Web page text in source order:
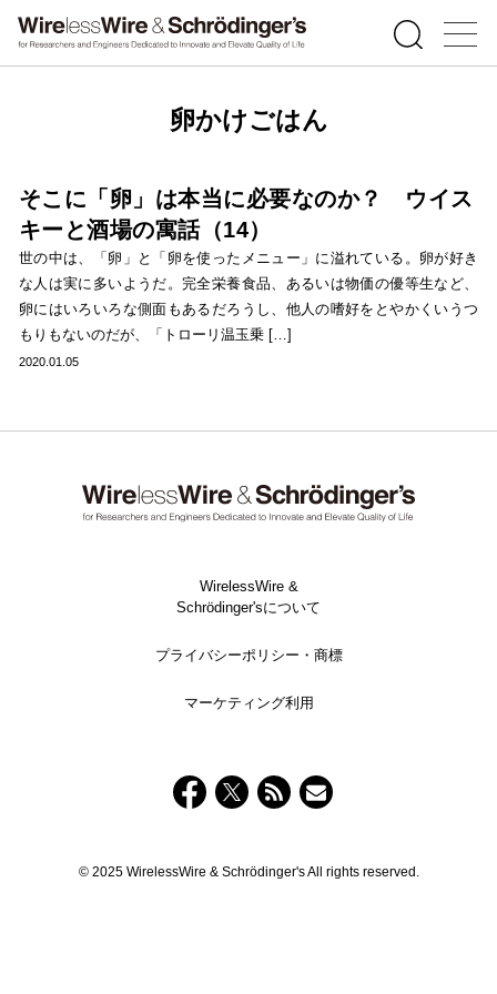
卵かけごはん
そこに「卵」は本当に必要なのか？ ウイス
キーと酒場の寓話（14）
世の中は、「卵」と「卵を使ったメニュー」に溢れている。卵が好き
な人は実に多いようだ。完全栄養食品、あるいは物価の優等生など、
卵にはいろいろな側面もあるだろうし、他人の嗜好をとやかくいうつ
もりもないのだが、「トローリ温玉乗 […]
2020.01.05
WirelessWire &
Schrödinger'sについて
プライバシーポリシー・商標
マーケティング利用
© 2025 WirelessWire & Schrödinger's All rights reserved.